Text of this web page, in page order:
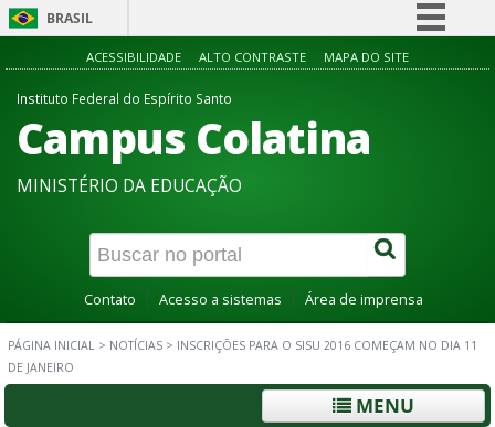
BRASIL
Simplifique!
Acesso à informação
Canais
ACESSIBILIDADE ALTO CONTRASTE MAPA DO SITE
Instituto Federal do Espírito Santo
Campus Colatina
MINISTÉRIO DA EDUCAÇÃO
Contato Acesso a sistemas Área de imprensa
PÁGINA INICIAL > NOTÍCIAS > INSCRIÇÕES PARA O SISU 2016 COMEÇAM NO DIA 11
DE JANEIRO
MENU